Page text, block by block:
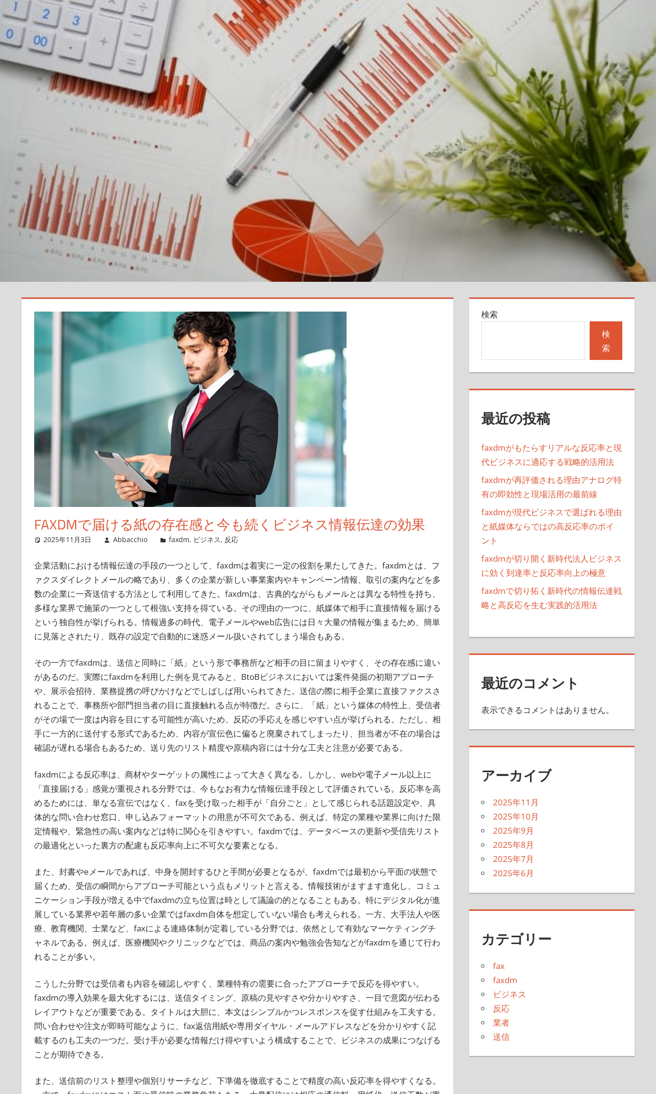
最
大
化
す
る
方
け
よ
FAXDMで届ける紙の存在感と今も続くビジネス情報伝達の効果
2025年11月3日 Abbacchio faxdm, ビジネス, 反応
企業活動における情報伝達の手段の一つとして、faxdmは着実に一定の役割を果たしてきた。 faxdmとは、フ
ァクスダイレクトメールの略であり、多くの企業が新しい事業案内やキャンペーン情報、取引の案内などを多
数の企業に一斉送信する方法として利用してきた。faxdmは、古典的ながらもメールとは異なる特性を持ち、
多様な業界で施策の一つとして根強い支持を得ている。その理由の一つに、紙媒体で相手に直接情報を届ける
という独自性が挙げられる。情報過多の時代、電子メールやweb広告には日々大量の情報が集まるため、簡単
に見落とされたり、既存の設定で自動的に迷惑メール扱いされてしまう場合もある。
その一方でfaxdmは、送信と同時に「紙」という形で事務所など相手の目に留まりやすく、その存在感に違い
があるのだ。実際にfaxdmを利用した例を見てみると、BtoBビジネスにおいては案件発掘の初期アプローチ
や、展示会招待、業務提携の呼びかけなどでしばしば用いられてきた。送信の際に相手企業に直接ファクスさ
れることで、事務所や部門担当者の目に直接触れる点が特徴だ。さらに、「紙」という媒体の特性上、受信者
がその場で一度は内容を目にする可能性が高いため、反応の手応えを感じやすい点が挙げられる。ただし、相
手に一方的に送付する形式であるため、内容が宣伝色に偏ると廃棄されてしまったり、担当者が不在の場合は
確認が遅れる場合もあるため、送り先のリスト精度や原稿内容には十分な工夫と注意が必要である。
faxdmによる反応率は、商材やターゲットの属性によって大きく異なる。しかし、webや電子メール以上に
「直接届ける」感覚が重視される分野では、今もなお有力な情報伝達手段として評価されている。反応率を高
めるためには、単なる宣伝ではなく、faxを受け取った相手が「自分ごと」として感じられる話題設定や、具
体的な問い合わせ窓口、申し込みフォーマットの用意が不可欠である。例えば、特定の業種や業界に向けた限
定情報や、緊急性の高い案内などは特に関心を引きやすい。faxdmでは、データベースの更新や受信先リスト
の最適化といった裏方の配慮も反応率向上に不可欠な要素となる。
また、封書やeメールであれば、中身を開封するひと手間が必要となるが、faxdmでは最初から平面の状態で
届くため、受信の瞬間からアプローチ可能という点もメリットと言える。情報技術がますます進化し、コミュ
ニケーション手段が増える中でfaxdmの立ち位置は時として議論の的となることもある。特にデジタル化が進
展している業界や若年層の多い企業ではfaxdm自体を想定していない場合も考えられる。一方、大手法人や医
療、教育機関、士業など、faxによる連絡体制が定着している分野では、依然として有効なマーケティングチ
ャネルである。例えば、医療機関やクリニックなどでは、商品の案内や勉強会告知などがfaxdmを通じて行わ
れることが多い。
こうした分野では受信者も内容を確認しやすく、業種特有の需要に合ったアプローチで反応を得やすい。
faxdmの導入効果を最大化するには、送信タイミング、原稿の見やすさや分かりやすさ、一目で意図が伝わる
レイアウトなどが重要である。タイトルは大胆に、本文はシンプルかつレスポンスを促す仕組みを工夫する。
問い合わせや注文が即時可能なように、fax返信用紙や専用ダイヤル・メールアドレスなどを分かりやすく記
載するのも工夫の一つだ。受け手が必要な情報だけ得やすいよう構成することで、ビジネスの成果につなげる
ことが期待できる。
また、送信前のリスト整理や個別リサーチなど、下準備を徹底することで精度の高い反応率を得やすくなる。
検索
検
索
最近の投稿
faxdmがもたらすリアルな反応率と現
代ビジネスに適応する戦略的活用法
faxdmが再評価される理由アナログ特
有の即効性と現場活用の最前線
faxdmが現代ビジネスで選ばれる理由
と紙媒体ならではの高反応率のポイ
ント
faxdmが切り開く新時代法人ビジネス
に効く到達率と反応率向上の極意
faxdmで切り拓く新時代の情報伝達戦
略と高反応を生む実践的活用法
最近のコメント
表示できるコメントはありません。
アーカイブ
2025年11月
2025年10月
2025年9月
2025年8月
2025年7月
2025年6月
カテゴリー
fax
faxdm
ビジネス
反応
業者
送信